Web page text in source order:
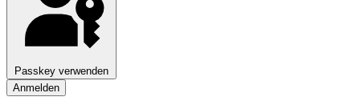
Passkey verwenden
Anmelden